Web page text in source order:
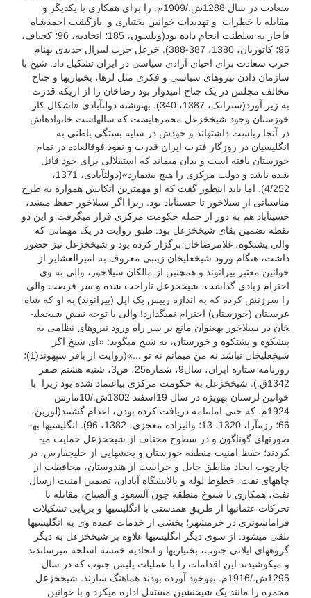
سعادت در سال 1288ش./1909م. را برای همکاری با یکدیگر و
مقابله با خطرات و تهدیدات خوانین بختیاری و بازگشت احمدشاه
قاجار به سلطنت انجام داده بود(ویلسون، 185؛ اتحادیه، 96؛ کجباف،
95؛ کاتوزیان، 1380، 387-388). خزعل حزب لیبرال جدیدی به­نام
حزب سعادت برای احیای آزادی سیاسی در ایران تشکیل داد. شیخ با
سازمان دادن نیروهای سیاسی و فکری مثل لرها، بختیاری­ها و جناح
مخالف مجلس در یک جناح امیدوار بود رضاخان را از اریکه قدرت
به زیر آورد(سترانک، 1387، 340). به­نوشته دولت­آبادی «اشکال کار
خوزستان وجود شیخ‏­خزعل‏ محمره‏ایست که سال­هاست خانواده‏اش
در آنجا ریاست داشته‏اند و خودش در سایه بستگى باطنى به
انگلیسیان در روزگار فترت ایران قدرت و نفوذ فوق­العاده در تمام
خوزستان یافته است و بدان می­ماند که استقلالى براى خود قائل
شده باشد و دولت مرکزى را هیچ بشمارد»(دولت­آبادى، 1371،
4/252). اما باید این­طور گفت که او مهم­ترین اتکایش همواره به طرح
مناسباتی از سیلاخور تا حسین­آباد بود. زیرا اگر سیلاخور حفظ می­شد،
حسین­آباد هم به دور از حمله حکومت مرکزی قرار می­گرفت و این دو
نقطه تضمین بقای شیخ­خزعل بود. طبق روایت در یک مهمانی که
والی پشتکوه، غلامرضاخان برگزار کرده بود و شیخ­خزعل نیز حضور
داشت، هنگام ورود شیخعلی­خان زینبی معروف به امیرالعشایر از
خوانین معتبر بیرانوند و همچنین از مالکان سیلاخور، والی به وی
احترام زیادی گذاشت، شیخ­خزعل ناراحت شده و سر فرصت والی
را سرزنش کرده که به اندازه رییس یک ایل (بیرانوند) به او که شاه
عربستان (خوزستان) احترام نمی­گذارد! والی با توجه نقش شیخعلی­
خان در سیلاخور به­عنوان مانع بر سر راه ورود نیروهای نظامی به
پیشکوه و پشتکوه و خوزستان، به شیخ می­گوید: «ای شیخ اگر
شیخعلی­خان نباشد نه من می­مانم نه تو ...»(روایت از باقر سپهوند(1)؛
روزنامه ستاره ایران، سال9، شماره25، ص3، شنبه هشتم صفر
1342ق.). شیخ­خزعل به حکومت مرکزی بی­اعتماد شده بود زیرا با
خوانین لرستان به­ویژه در سال 19اسفند 1302ش./10مارس
1924م. که حتی امان­نامه دریافت کرده بودن، اعدام گشتند(لورین،
66؛ رزم­آرا، 1320، 13؛ والی­زاده معجزی، 1382، 96). انگلیسی­ها به­
صورت­های گوناگون و در سطوح مختلف از شیخ­خزعل حمایت می­
کردند؛ حفظ امنیت منطقه خوزستان و بخش­هایی از خلیج­فارس، در
چارچوب ایجاد مناطق حایل و حراست از هندوستان، محافظت از
چاه­های نفت، خطوط لوله و پالایشگاه آبادان، تضمین امنیت ارسال
نفت، همکاری با شیوخ منطقه چون آل­سعود و آل­صباح، مقابله با
تحرکات عثمانی­ها از طریق همدستی با انگلیسی­ها و برپایی تشکیلات
فراماسونری در خرمشهر؛ بخشی از خدمات عمده وی به انگلیسی­ها
تلقی می­شود. از سوی دیگر انگلیسی­ها علاوه بر شیخ­خزعل به دیگر
گروه­های ایلاتی جنوب، بختیاری­ها و اتحادیه خمسه اسلحه می­رساندند
و می­کوشیدند این اقدامات را با عملیات پلیس جنوب که در سال
1295ش./1916م. به­وجود آورده بودند هماهنگ سازند. شیخ­خزعل
محمره را مانند یک شیخ­نشین مستقل اداره می­کرد و با خوانین